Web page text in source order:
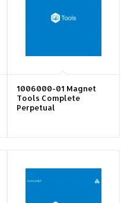
1006000-01 Magnet
Tools Complete
Perpetual